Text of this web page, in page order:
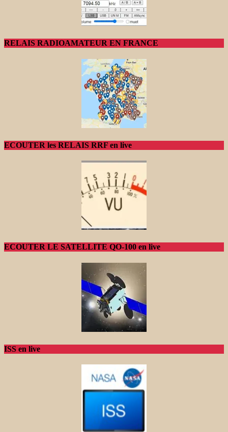
RELAIS RADIOAMATEUR EN FRANCE
ECOUTER les RELAIS RRF en live
ECOUTER LE SATELLITE QO-100 en live
ISS en live